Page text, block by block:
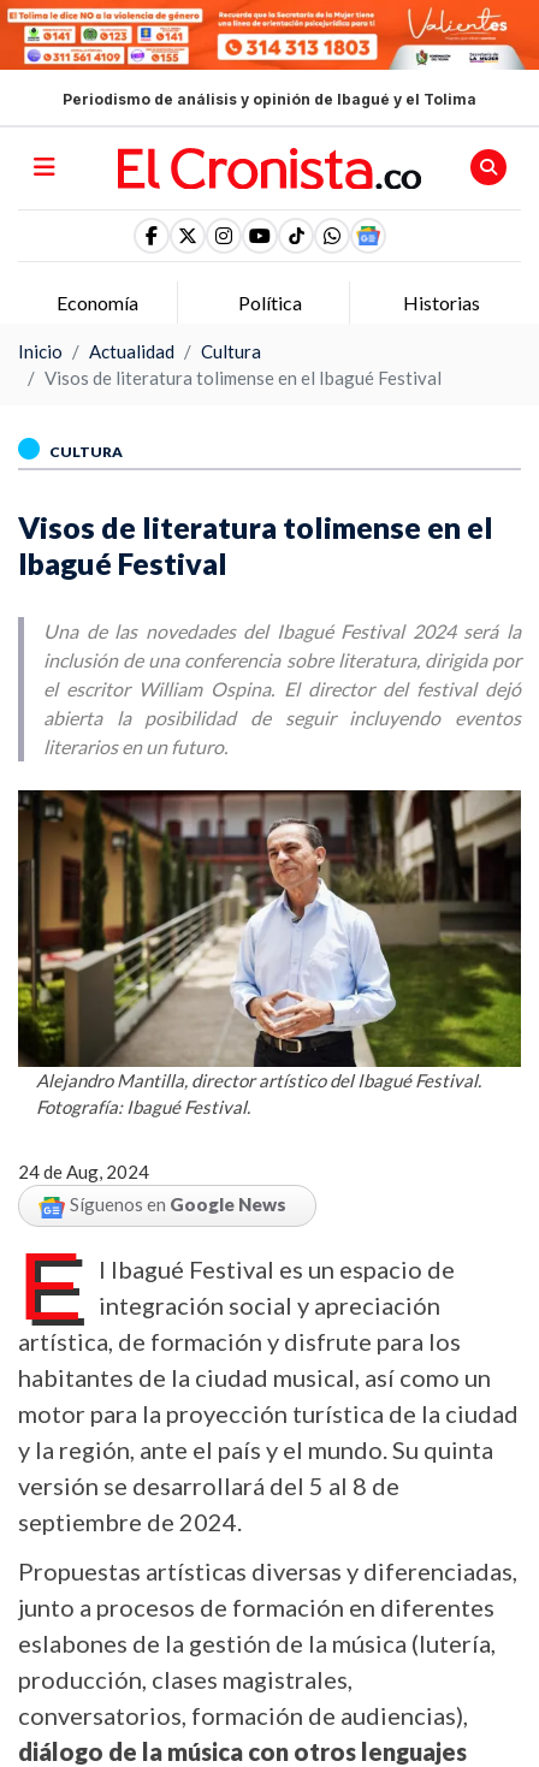
Periodismo de análisis y opinión de Ibagué y el Tolima
Economía Política Historias
Inicio Actualidad
Cultura
Visos de literatura tolimense en el Ibagué Festival
CULTURA
Visos de literatura tolimense en el
Ibagué Festival
Una de las novedades del Ibagué Festival 2024 será la
inclusión de una conferencia sobre literatura, dirigida por
el escritor William Ospina. El director del festival dejó
abierta la posibilidad de seguir incluyendo eventos
literarios en un futuro.
Alejandro Mantilla, director artístico del Ibagué Festival.
Fotografía: Ibagué Festival.
24 de Aug, 2024
Síguenos en Google News
E
l Ibagué Festival es un espacio de
integración social y apreciación
artística, de formación y disfrute para los
habitantes de la ciudad musical, así como un
motor para la proyección turística de la ciudad
y la región, ante el país y el mundo. Su quinta
versión se desarrollará del 5 al 8 de
septiembre de 2024.
Propuestas artísticas diversas y diferenciadas,
junto a procesos de formación en diferentes
eslabones de la gestión de la música (lutería,
producción, clases magistrales,
conversatorios, formación de audiencias),
diálogo de la música con otros lenguajes